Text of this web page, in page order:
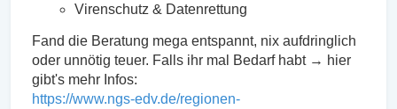
Virenschutz & Datenrettung
Fand die Beratung mega entspannt, nix aufdringlich
oder unnötig teuer. Falls ihr mal Bedarf habt → hier
gibt's mehr Infos:
https://www.ngs-edv.de/regionen-